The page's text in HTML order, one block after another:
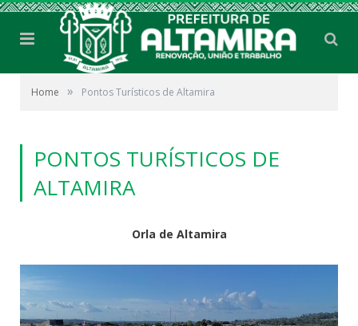
Home » Pontos Turísticos de Altamira
PONTOS TURÍSTICOS DE
ALTAMIRA
Orla de Altamira